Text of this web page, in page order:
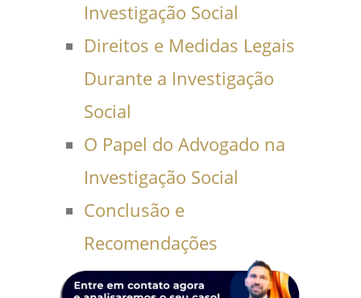
Investigação Social
Direitos e Medidas Legais
Durante a Investigação
Social
O Papel do Advogado na
Investigação Social
Conclusão e
Recomendações